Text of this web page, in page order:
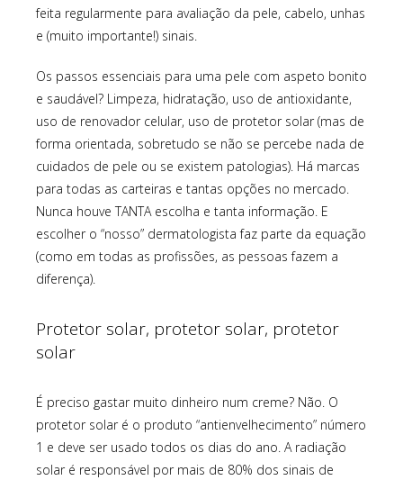
feita regularmente para avaliação da pele, cabelo, unhas
e (muito importante!) sinais.
Os passos essenciais para uma pele com aspeto bonito
e saudável? Limpeza, hidratação, uso de antioxidante,
uso de renovador celular, uso de protetor solar (mas de
forma orientada, sobretudo se não se percebe nada de
cuidados de pele ou se existem patologias). Há marcas
para todas as carteiras e tantas opções no mercado.
Nunca houve TANTA escolha e tanta informação. E
escolher o “nosso” dermatologista faz parte da equação
(como em todas as profissões, as pessoas fazem a
diferença).
Protetor solar, protetor solar, protetor
solar
É preciso gastar muito dinheiro num creme? Não. O
protetor solar é o produto “antienvelhecimento” número
1 e deve ser usado todos os dias do ano. A radiação
solar é responsável por mais de 80% dos sinais de